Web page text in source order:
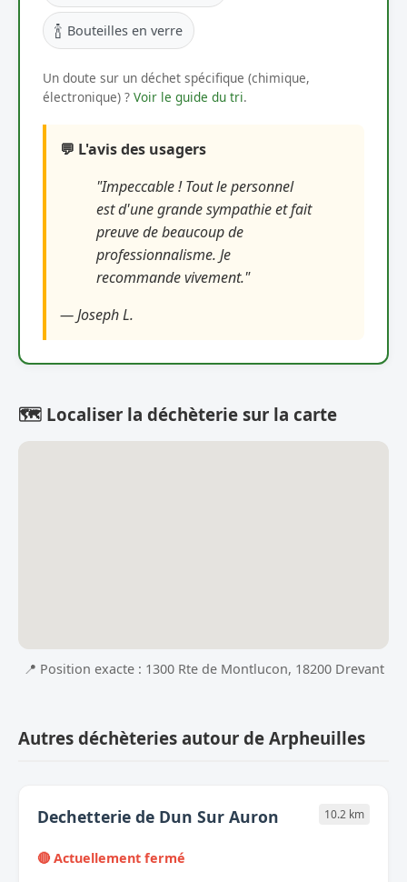
🍾 Bouteilles en verre
Un doute sur un déchet spécifique (chimique,
électronique) ? Voir le guide du tri.
💬 L'avis des usagers
"Impeccable ! Tout le personnel
est d'une grande sympathie et fait
preuve de beaucoup de
professionnalisme. Je
recommande vivement."
— Joseph L.
🗺️ Localiser la déchèterie sur la carte
📍 Position exacte : 1300 Rte de Montlucon, 18200 Drevant
Autres déchèteries autour de Arpheuilles
Dechetterie de Dun Sur Auron 10.2 km
🔴 Actuellement fermé